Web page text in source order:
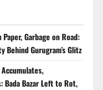
Paper, Garbage on Road:
Behind Gurugram’s Glitz
Bada Bazar Left to Rot,